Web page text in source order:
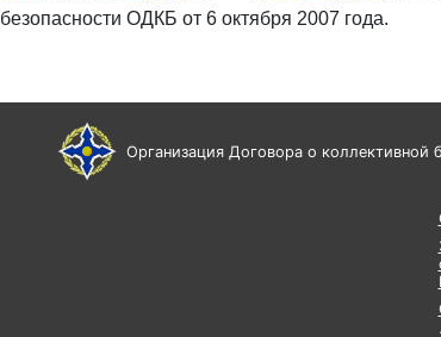
безопасности ОДКБ от 6 октября 2007 года.
Организация Договора о коллективной